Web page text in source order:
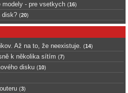
modely - pre vsetkych (16)
disk? (20)
Až na to, že neexistuje. (14)
k několika sítím (7)
disku (10)
(3)